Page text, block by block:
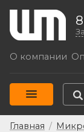
О компании
Главная /